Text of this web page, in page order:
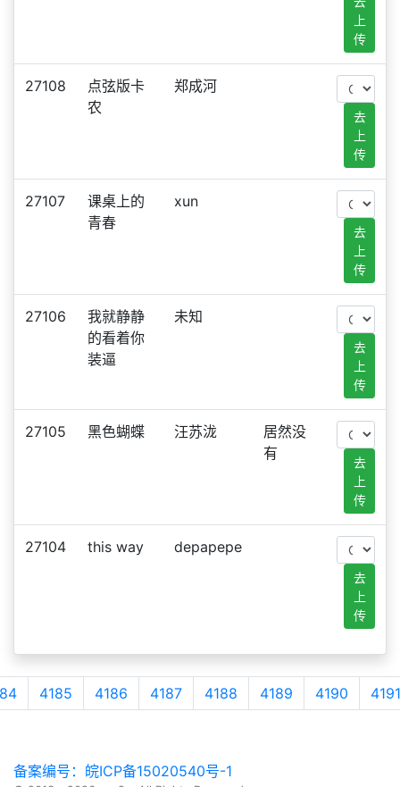
上
传
27108
点弦版卡
农
郑成河
去
上
传
27107
课桌上的
青春
xun
去
上
传
27106
我就静静
的看着你
装逼
未知
去
上
传
27105 黑色蝴蝶 汪苏泷
居然没
有
去
上
传
27104 this way depapepe
去
上
传
4185 4186 4187 4188 4189 4190 4191
备案编号：皖ICP备15020540号-1